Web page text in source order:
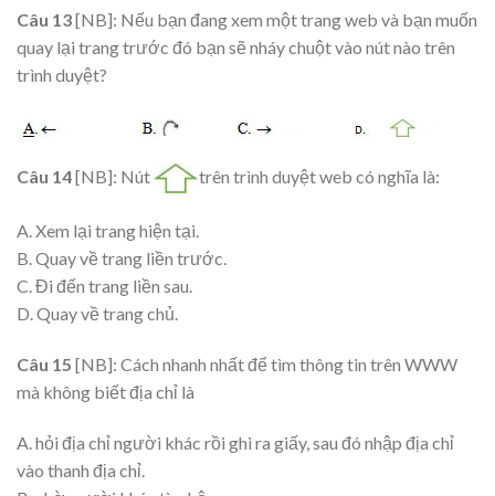
Câu 13[NB]: Nếu bạn đang xem một trang web và bạn muốn
quay lại trang trước đó bạn sẽ nháy chuột vào nút nào trên
trình duyệt?
Câu 14[NB]: Nút trên trình duyệt web có nghĩa là:
A. Xem lại trang hiện tại.
B. Quay về trang liền trước.
C. Đi đến trang liền sau.
D. Quay về trang chủ.
Câu 15 [NB]: Cách nhanh nhất để tìm thông tin trên WWW
mà không biết địa chỉ là
A. hỏi địa chỉ người khác rồi ghi ra giấy, sau đó nhập địa chỉ
vào thanh địa chỉ.